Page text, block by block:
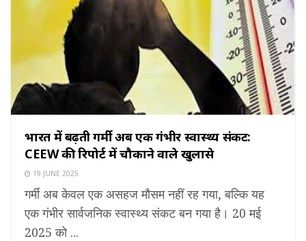
भारत में बढ़ती गर्मी अब एक गंभीर स्वास्थ्य संकट:
CEEW की रिपोर्ट में चौकाने वाले खुलासे
19 JUNE 2025
गर्मी अब केवल एक असहज मौसम नहीं रह गया, बल्कि यह
एक गंभीर सार्वजनिक स्वास्थ्य संकट बन गया है। 20 मई
2025 को ...